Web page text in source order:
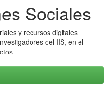
Sociales
y recursos digitales
del IIS, en el